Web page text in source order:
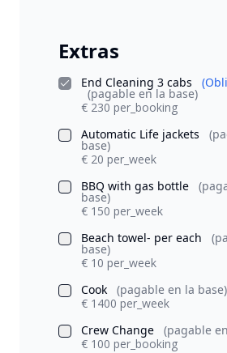
Extras
End Cleaning 3 cabs
(pagable en la base)
€ 230 per_booking
Automatic Life jackets
base)
€ 20 per_week
BBQ with gas bottle
base)
€ 150 per_week
Beach towel- per each
base)
€ 10 per_week
Cook
(pagable en la base)
€ 1400 per_week
Crew Change
(pagable
€ 100 per_booking